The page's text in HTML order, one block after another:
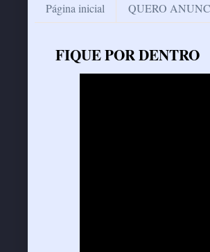
Página inicial QUERO
FIQUE POR DENTRO